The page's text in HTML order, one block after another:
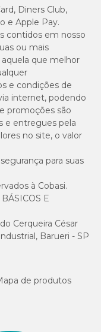
Diners Club,
e Apple Pay.
contidos em nosso
ou mais
que melhor
e condições de
internet, podendo
promoções são
e entregues pela
no site, o valor
para suas
à Cobasi.
E
Cerqueira César
Barueri - SP
de produtos